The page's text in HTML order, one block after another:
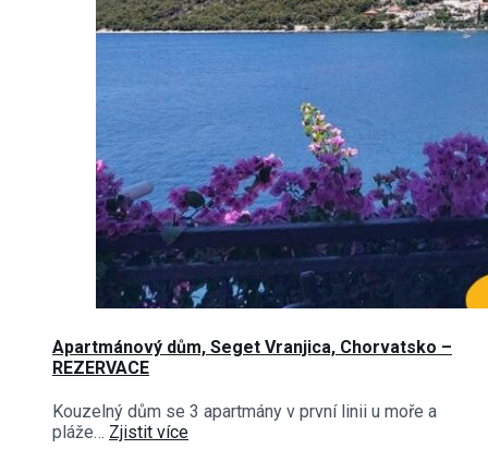
Apartmánový dům, Seget Vranjica, Chorvatsko –
REZERVACE
Kouzelný dům se 3 apartmány v první linii u moře a
pláže… Zjistit více